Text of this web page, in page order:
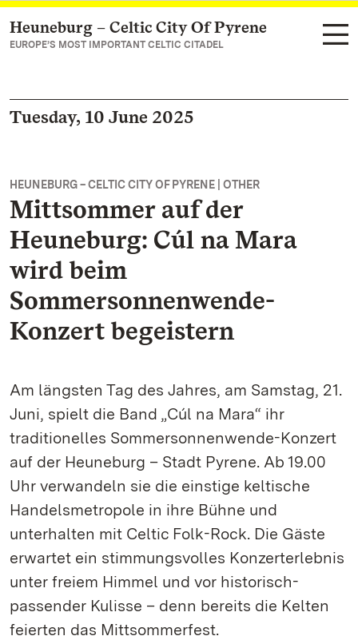
Navigate to main page
Heuneburg – Celtic City Of Pyrene
EUROPE’S MOST IMPORTANT CELTIC CITADEL
Tuesday, 10 June 2025
HEUNEBURG – CELTIC CITY OF PYRENE | OTHER
Mittsommer auf der
Heuneburg: Cúl na Mara
wird beim
Sommersonnenwende-
Konzert begeistern
Am längsten Tag des Jahres, am Samstag, 21.
Juni, spielt die Band „Cúl na Mara“ ihr
traditionelles Sommersonnenwende-Konzert
auf der Heuneburg – Stadt Pyrene. Ab 19.00
Uhr verwandeln sie die einstige keltische
Handelsmetropole in ihre Bühne und
unterhalten mit Celtic Folk-Rock. Die Gäste
erwartet ein stimmungsvolles Konzerterlebnis
unter freiem Himmel und vor historisch-
passender Kulisse – denn bereits die Kelten
feierten das Mittsommerfest.